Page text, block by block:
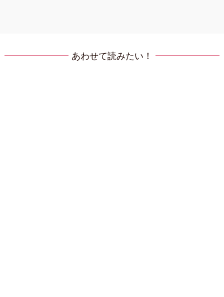
あわせて読みたい！